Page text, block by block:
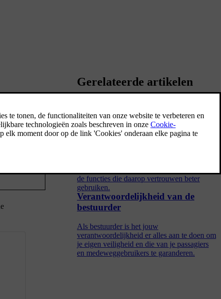
of
Gerelateerde artikelen
Detectie van de omgeving en
verkeer
de functies die daarop vertrouwen beter
gebruiken.
Verantwoordelijkheid van de
bestuurder
Als bestuurder is het jouw
verantwoordelijkheid er alles aan te doen om
je eigen veiligheid en die van je passagiers
en medeweggebruikers te garanderen.